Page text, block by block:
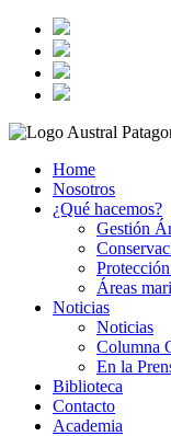
Home
Nosotros
¿Qué hacemos?
Gestión
Áreas
Noticias
Noticias
Columna
En la
Biblioteca
Contacto
Academia